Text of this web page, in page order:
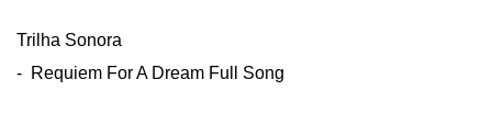
Trilha Sonora
- Requiem For A Dream Full Song